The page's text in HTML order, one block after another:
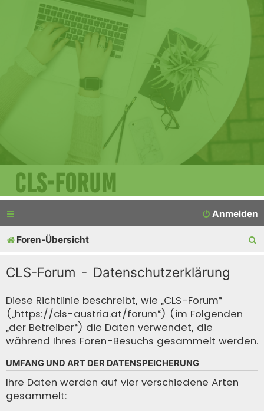
CLS-Forum
Anmelden
Foren-Übersicht
CLS-Forum - Datenschutzerklärung
Diese Richtlinie beschreibt, wie „CLS-Forum“
(„https://cls-austria.at/forum“) (im Folgenden
„der Betreiber“) die Daten verwendet, die
während Ihres Foren-Besuchs gesammelt werden.
UMFANG UND ART DER DATENSPEICHERUNG
Ihre Daten werden auf vier verschiedene Arten
gesammelt: